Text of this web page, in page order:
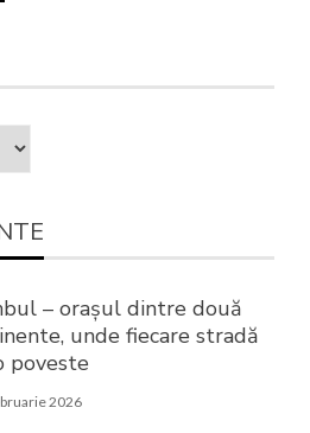
– orașul dintre două
unde fiecare stradă
poveste
2026